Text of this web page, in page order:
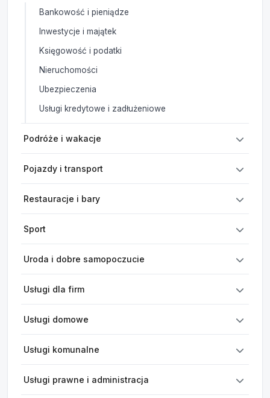
Bankowość i pieniądze
Inwestycje i majątek
Księgowość i podatki
Nieruchomości
Ubezpieczenia
Usługi kredytowe i zadłużeniowe
Podróże i wakacje
Pojazdy i transport
Restauracje i bary
Sport
Uroda i dobre samopoczucie
Usługi dla firm
Usługi domowe
Usługi komunalne
Usługi prawne i administracja